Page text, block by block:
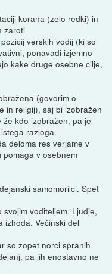
korana (zelo redki) in
zaroti
verskih vodij (ki so
ponavadi izjemno
kake druge osebne cilje,
(govorim o
in religij), saj bi izobražen
kdo izobražen, pa je
razloga.
deloma res verjame v
pomaga v osebnem
samomorilci. Spet
voditeljem. Ljudje,
izhoda. Večinski del
so zopet norci spranih
pa jih enostavno ne